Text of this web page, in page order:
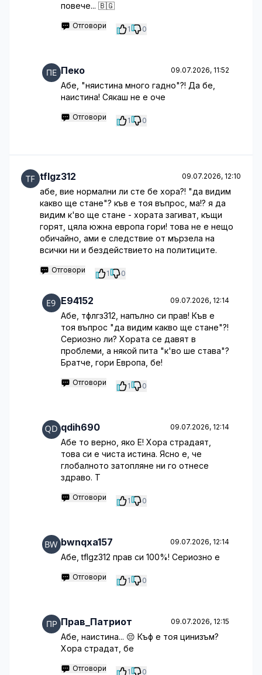
повече... 🇧🇬
Отговори 1 0
Пеко 09.07.2026, 11:52
Абе, "няистина много гадно"?! Да бе,
наистина! Сякаш не е оче
Отговори 1 0
tflgz312 09.07.2026, 12:10
абе, вие нормални ли сте бе хора?! "да видим
какво ще стане"? къв е тоя въпрос, ма!? я да
видим к'во ще стане - хората загиват, къщи
горят, цяла южна европа гори! това не е нещо
обичайно, ами е следствие от мързела на
всички ни и бездействието на политиците.
Отговори 1 0
E94152 09.07.2026, 12:14
Абе, тфлгз312, напълно си прав! Къв е
тоя въпрос "да видим какво ще стане"?!
Сериозно ли? Хората се давят в
проблеми, а някой пита "к'во ше става"?
Братче, гори Европа, бе!
Отговори 1 0
qdih690 09.07.2026, 12:14
Абе то верно, яко Е! Хора страдаят,
това си е чиста истина. Ясно е, че
глобалното затопляне ни го отнесе
здраво. Т
Отговори 1 0
bwnqxa157 09.07.2026, 12:14
Абе, tflgz312 прав си 100%! Сериозно е
Отговори 1 0
Прав_Патриот 09.07.2026, 12:15
Абе, наистина... 😔 Къф е тоя цинизъм?
Хора страдат, бе
Отговори 1 0